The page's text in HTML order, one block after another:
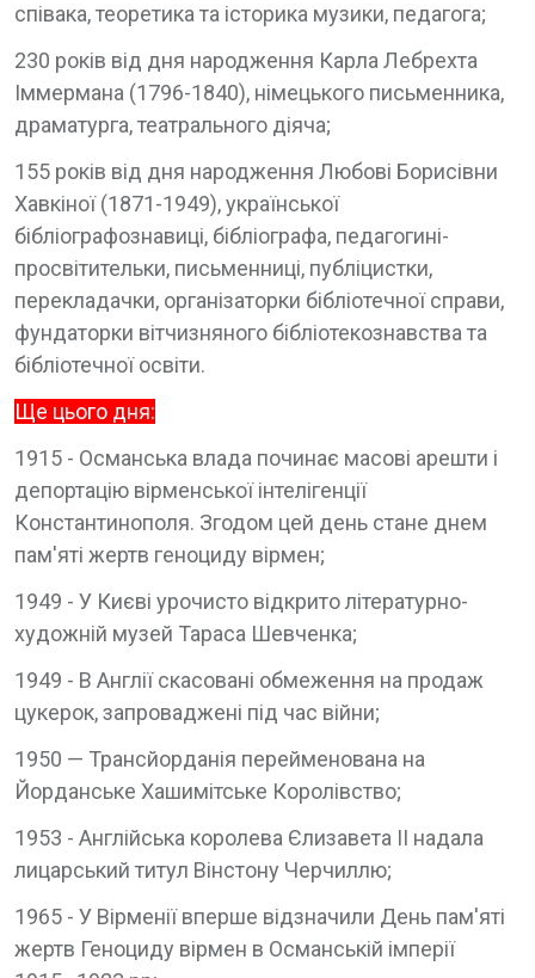
співака, теоретика та історика музики, педагога;
230 років від дня народження Карла Лебрехта
Іммермана (1796-1840), німецького письменника,
драматурга, театрального діяча;
155 років від дня народження Любові Борисівни
Хавкіної (1871-1949), української
бібліографознавиці, бібліографа, педагогині-
просвітительки, письменниці, публіцистки,
перекладачки, організаторки бібліотечної справи,
фундаторки вітчизняного бібліотекознавства та
бібліотечної освіти.
Ще цього дня:
1915 - Османська влада починає масові арешти і
депортацію вірменської інтелігенції
Константинополя. Згодом цей день стане днем
пам'яті жертв геноциду вірмен;
1949 - У Києві урочисто відкрито літературно-
художній музей Тараса Шевченка;
1949 - В Англії скасовані обмеження на продаж
цукерок, запроваджені під час війни;
1950 — Трансйорданія перейменована на
Йорданське Хашимітське Королівство;
1953 - Англійська королева Єлизавета II надала
лицарський титул Вінстону Черчиллю;
1965 - У Вірменії вперше відзначили День пам'яті
жертв Геноциду вірмен в Османській імперії